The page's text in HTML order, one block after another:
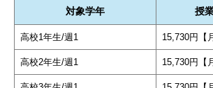
対象学年 授
高校1年生/週1 15,730円【
高校2年生/週1 15,730円【